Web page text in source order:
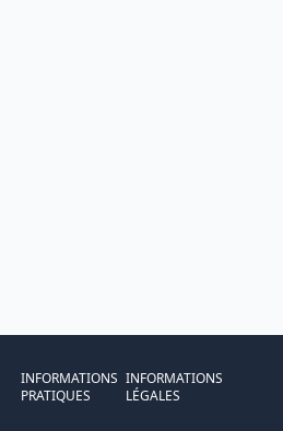
INFORMATIONS
PRATIQUES
INFORMATIONS
LÉGALES